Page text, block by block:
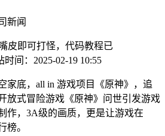
新闻
皮即可打怪，代码教程已
时间：2025-02-19 10:55
底，all in 游戏项目《原神》，追
放式冒险游戏《原神》问世引发游戏
作，3A级的画质，更是让游戏在
榜。